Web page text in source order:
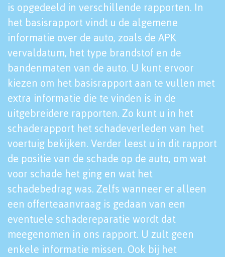
is opgedeeld in verschillende rapporten. In
het basisrapport vindt u de algemene
informatie over de auto, zoals de APK
vervaldatum, het type brandstof en de
bandenmaten van de auto. U kunt ervoor
kiezen om het basisrapport aan te vullen met
extra informatie die te vinden is in de
uitgebreidere rapporten. Zo kunt u in het
schaderapport het schadeverleden van het
voertuig bekijken. Verder leest u in dit rapport
de positie van de schade op de auto, om wat
voor schade het ging en wat het
schadebedrag was. Zelfs wanneer er alleen
een offerteaanvraag is gedaan van een
eventuele schadereparatie wordt dat
meegenomen in ons rapport. U zult geen
enkele informatie missen. Ook bij het